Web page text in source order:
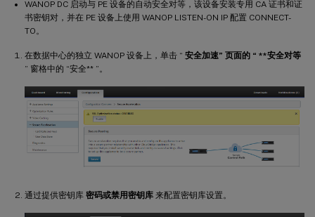
WANOP DC 启动与 PE 设备的自动安全对等，该设备安装专用 CA 证书和证
书密钥对，并在 PE 设备上使用 WANOP LISTEN-ON IP 配置 CONNECT-
TO。
在数据中心的独立 WANOP 设备上，单击 “ 安全加速” 页面的 “ **安全对等
” 窗格中的 “安全** ”。
通过提供密钥库 密码或禁用密钥库 来配置密钥库设置。